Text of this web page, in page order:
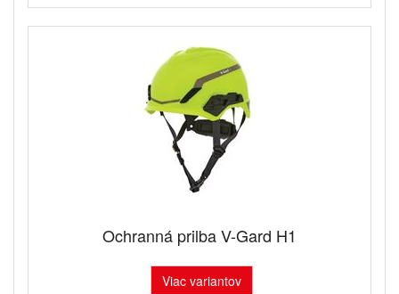
Ochranná prilba V-Gard H1
Viac variantov